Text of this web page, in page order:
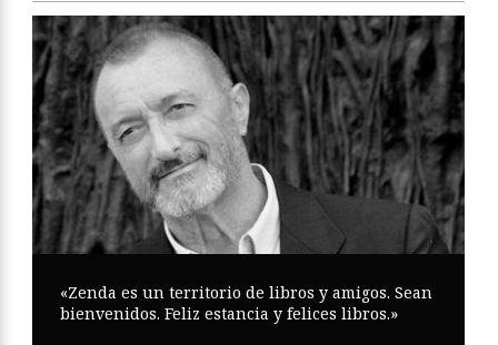
«Zenda es un territorio de libros y amigos. Sean
bienvenidos. Feliz estancia y felices libros.»